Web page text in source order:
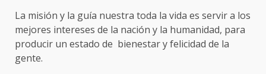
La misión y la guía nuestra toda la vida es servir a los
mejores intereses de la nación y la humanidad, para
producir un estado de bienestar y felicidad de la
gente.